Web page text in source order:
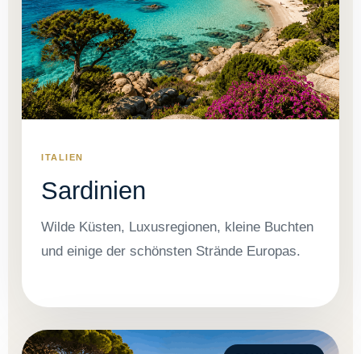
ITALIEN
Sardinien
Wilde Küsten, Luxusregionen, kleine Buchten
und einige der schönsten Strände Europas.